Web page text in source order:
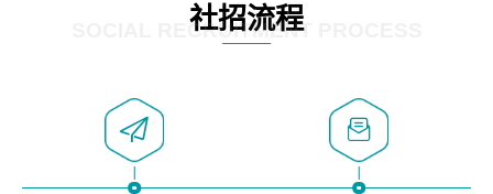
4、掌握DevOps思想、方法和流程。Jenkins工具使用；
5、掌握常见中间件配置与优化，如mysql、nginx等；
社招流程
SOCIAL RECRUITMENT PROCESS